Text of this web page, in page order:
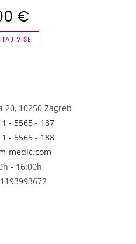
€
VIŠE
20, 10250 Zagreb
1 - 5565 - 187
1 - 5565 - 188
medic.com
- 16:00h